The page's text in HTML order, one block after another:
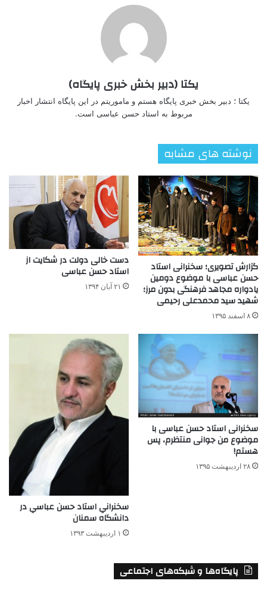
یکتا (دبیر بخش خبری پایگاه)
یکتا ؛ دبیر بخش خبری پایگاه هستم و ماموریتم در این پایگاه انتشار اخبار
مربوط به استاد حسن عباسی است.
نوشته های مشابه
گزارش تصویری؛ سخنرانی استاد
حسن عباسی با موضوع دومین
یادواره مجاهد فرهنگی بدون مرز؛
شهید سید محمدعلی رحیمی
۸ اسفند ۱۳۹۵
دست خالی دولت در شکایت از
استاد حسن عباسی
۲۱ آبان ۱۳۹۴
سخنرانی استاد حسن عباسی با
موضوع من جوانی منتظرم، پس
هستم!
۲۸ اردیبهشت ۱۳۹۵
سخنراني استاد حسن عباسي در
دانشگاه سمنان
۱ اردیبهشت ۱۳۹۳
پایگاه‌ها و شبکه‌های اجتماعی